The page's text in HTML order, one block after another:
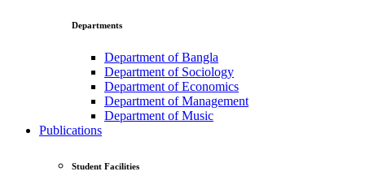
Departments
Department of Bangla
Department of Sociology
Department of Economics
Department of Management
Department of Music
Publications
Student Facilities